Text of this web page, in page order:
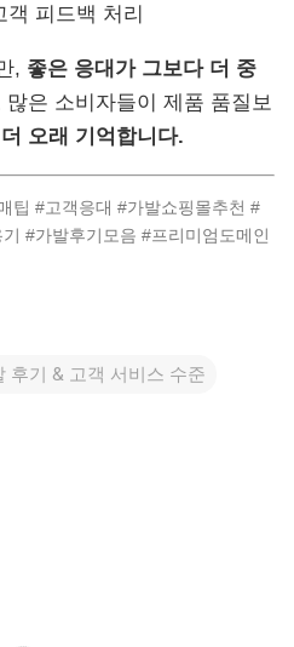
객 피드백 처리
, 좋은 응대가 그보다 더 중
많은 소비자들이 제품 품질보
오래 기억합니다.
팁 #고객응대 #가발쇼핑몰추천 #
#가발후기모음 #프리미엄도메인
후기 & 고객 서비스 수준